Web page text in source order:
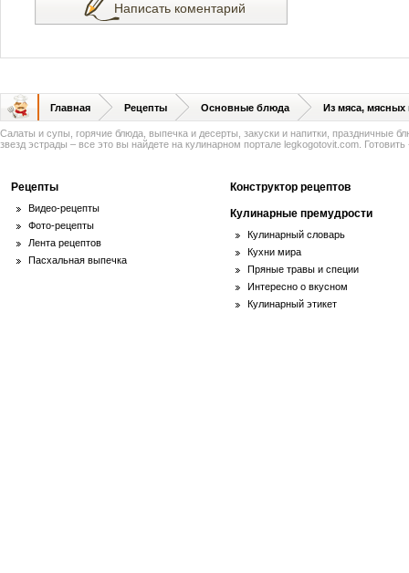
Написать коментарий
Главная Рецепты Основные блюда Из мяса, мясных
Салаты и супы, горячие блюда, выпечка и десерты, закуски и напитки, праздничные
звезд эстрады – все это вы найдете на кулинарном портале legkogotovit.com. Готовить
Рецепты
Видео-рецепты
Фото-рецепты
Лента рецептов
Пасхальная выпечка
Конструктор рецептов
Кулинарные премудрости
Кулинарный словарь
Кухни мира
Пряные травы и специи
Интересно о вкусном
Кулинарный этикет